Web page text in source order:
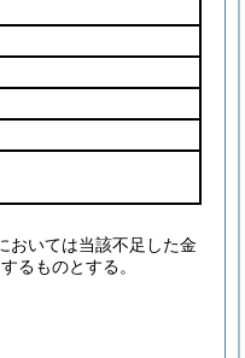
おいては当該不足した金
るものとする。